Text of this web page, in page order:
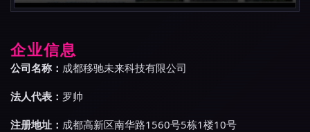
企业信息
公司名称： 成都移驰未来科技有限公司
法人代表： 罗帅
注册地址： 成都高新区南华路1560号5栋1楼10号